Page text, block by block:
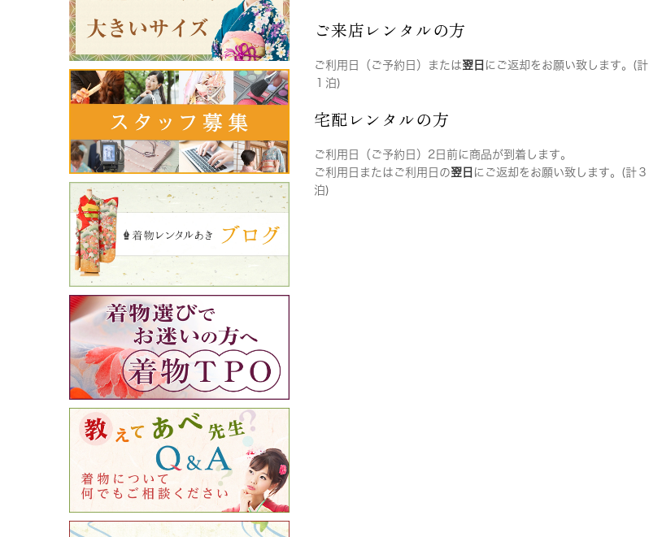
ご来店レンタルの方
ご利用日（ご予約日）または翌日 にご返却をお願い致します。(計
１泊)
宅配レンタルの方
ご利用日（ご予約日）2日前に商品が到着します。
ご利用日またはご利用日の翌日 にご返却をお願い致します。(計３
泊)